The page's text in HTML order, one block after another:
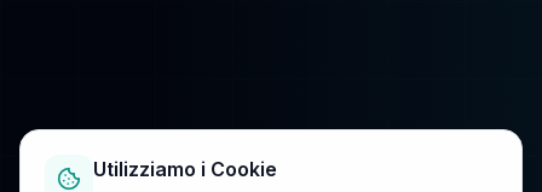
Utilizziamo i Cookie